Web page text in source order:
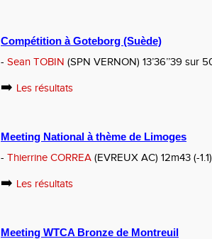
Compétition à Goteborg (Suède)
- Sean TOBIN (SPN VERNON) 13’36’’39 sur
➡️ Les résultats
Meeting National à thème de Limoges
- Thierrine CORREA (EVREUX AC) 12m43 (-
➡️ Les résultats
Meeting WTCA Bronze de Montreuil